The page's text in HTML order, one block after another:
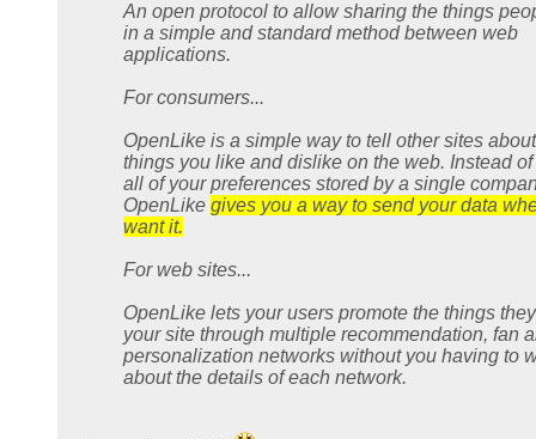
An open protocol to allow sharing the things
in a simple and standard method between web
applications.
For consumers...
OpenLike is a simple way to tell other sites
things you like and dislike on the web. Instead
all of your preferences stored by a single
OpenLike gives you a way to send your data
want it.
For web sites...
OpenLike lets your users promote the things
your site through multiple recommendation, fan
personalization networks without you having to
about the details of each network.